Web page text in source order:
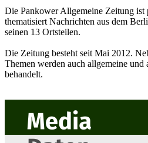
Die Pankower Allgemeine Zeitung ist
thematisiert Nachrichten aus dem
seinen 13 Ortsteilen.
Die Zeitung besteht seit Mai 2012.
Themen werden auch allgemeine
behandelt.